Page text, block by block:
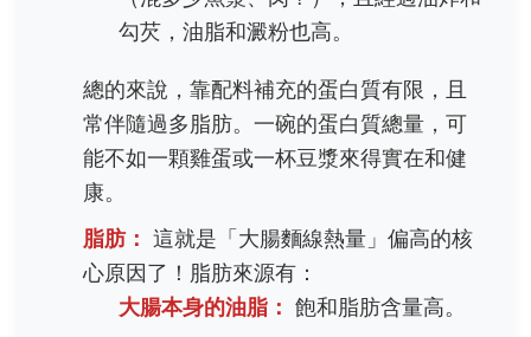
勾芡，油脂和澱粉也高。
總的來說，靠配料補充的蛋白質有限，且
常伴隨過多脂肪。一碗的蛋白質總量，可
能不如一顆雞蛋或一杯豆漿來得實在和健
康。
脂肪： 這就是「大腸麵線熱量」偏高的核
心原因了！脂肪來源有：
大腸本身的油脂： 飽和脂肪含量高。